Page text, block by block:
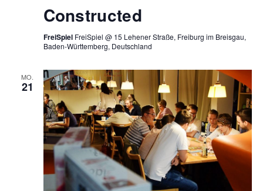
Constructed
FreiSpiel FreiSpiel @ 15 Lehener Straße, Freiburg im Breisgau,
Baden-Württemberg, Deutschland
MO.
21